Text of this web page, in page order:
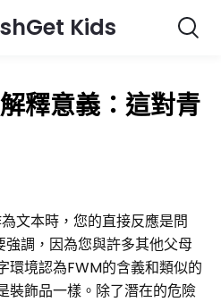
Kids
釋意義：這對青
文本時，您的直接反應是問
強調，因為您與許多其他父母
環境認為FWM的含義和類似的
裝飾品一樣。除了潛在的危險